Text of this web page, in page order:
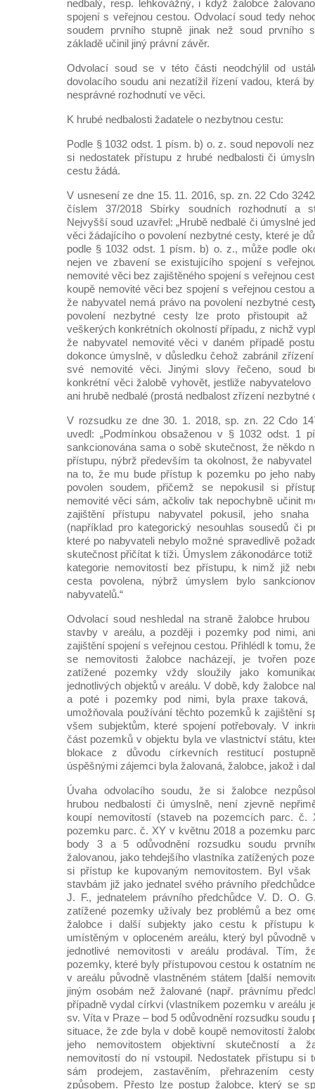
nedbalý, resp. lehkovážný, i když žalobce
spojení s veřejnou cestou. Odvolací soud tedy
soudem prvního stupně jinak než soud prvního
základě učinil jiný právní závěr.
Odvolací soud se v této části neodchýlil od
dovolacího soudu ani nezatížil řízení vadou, která
nesprávné rozhodnutí ve věci.
K hrubé nedbalosti žadatele o nezbytnou cestu:
Podle § 1032 odst. 1 písm. b) o. z. soud nepovolí
si nedostatek přístupu z hrubé nedbalosti či
cestu žádá.
V usnesení ze dne 15. 11. 2016, sp. zn. 22 Cdo
číslem 37/2018 Sbírky soudních rozhodnutí a
Nejvyšší soud uzavřel: „Hrubě nedbalé či úmyslné
věci žádajícího o povolení nezbytné cesty, které je
podle § 1032 odst. 1 písm. b) o. z., může podle
nejen ve zbavení se existujícího spojení s
nemovité věci bez zajištěného spojení s veřejnou
koupě nemovité věci bez spojení s veřejnou cestou
že nabyvatel nemá právo na povolení nezbytné
povolení nezbytné cesty lze proto přistoupit až
veškerých konkrétních okolností případu, z nichž
že nabyvatel nemovité věci v daném případě
dokonce úmyslně, v důsledku čehož zabránil
své nemovité věci. Jinými slovy řečeno, soud
konkrétní věci žalobě vyhovět, jestliže
ani hrubě nedbalé (prostá nedbalost zřízení nezbytné
V rozsudku ze dne 30. 1. 2018, sp. zn. 22 Cdo
uvedl: „Podmínkou obsaženou v § 1032 odst. 1
sankcionována sama o sobě skutečnost, že někdo
přístupu, nýbrž především ta okolnost, že
na to, že mu bude přístup k pozemku po jeho
povolen soudem, přičemž se nepokusil si
nemovité věci sám, ačkoliv tak nepochybně učinit
zajištění přístupu nabyvatel pokusil, jeho
(například pro kategorický nesouhlas sousedů či
které po nabyvateli nebylo možné spravedlivě
skutečnost přičítat k tíži. Úmyslem zákonodárce
kategorie nemovitostí bez přístupu, k nimž již
cesta povolena, nýbrž úmyslem bylo
nabyvatelů.“
Odvolací soud neshledal na straně žalobce hrubou
stavby v areálu, a později i pozemky pod nimi,
zajištění spojení s veřejnou cestou. Přihlédl k tomu,
se nemovitosti žalobce nacházejí, je tvořen
zatížené pozemky vždy sloužily jako
jednotlivých objektů v areálu. V době, kdy žalobce
a poté i pozemky pod nimi, byla praxe taková,
umožňovala používání těchto pozemků k zajištění
všem subjektům, které spojení potřebovaly. V
část pozemků v objektu byla ve vlastnictví státu,
blokace z důvodu církevních restitucí
úspěšnými zájemci byla žalovaná, žalobce, jakož i
Úvaha odvolacího soudu, že si žalobce
hrubou nedbalostí či úmyslně, není zjevně
koupí nemovitostí (staveb na pozemcích parc.
pozemku parc. č. XY v květnu 2018 a pozemku
body 3 a 5 odůvodnění rozsudku soudu
žalovanou, jako tehdejšího vlastníka zatížených
si přístup ke kupovaným nemovitostem. Byl
stavbám již jako jednatel svého právního
J. F., jednatelem právního předchůdce V. D. O.
zatížené pozemky užívaly bez problémů a bez
žalobce i další subjekty jako cestu k přístupu
umístěným v oploceném areálu, který byl původně
jednotlivé nemovitosti v areálu prodával. Tím,
pozemky, které byly přístupovou cestou k ostatním
v areálu původně vlastněném státem [další
jiným osobám než žalované (např. právnímu
případně vydal církvi (vlastníkem pozemku v areálu
sv. Víta v Praze – bod 5 odůvodnění rozsudku soudu
situace, že zde byla v době koupě nemovitostí
jeho nemovitostem objektivní skutečností a
nemovitostí do ní vstoupil. Nedostatek přístupu si
sám prodejem, zastavěním, přehrazením
způsobem. Přesto lze postup žalobce, který se